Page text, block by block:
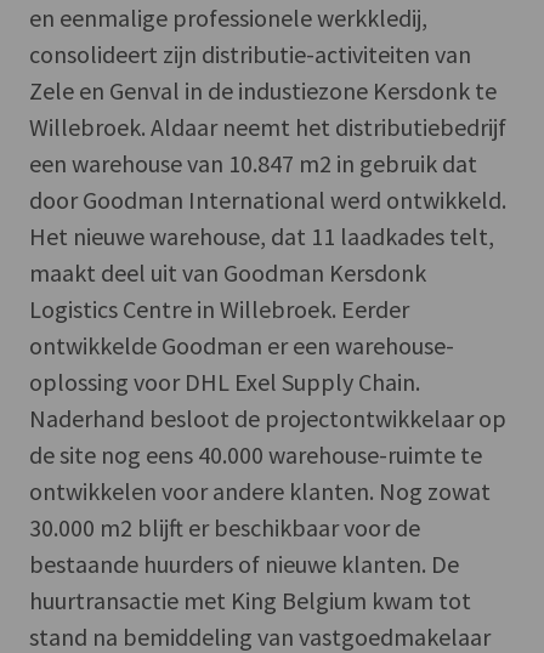
en eenmalige professionele werkkledij,
consolideert zijn distributie-activiteiten van
Zele en Genval in de industiezone Kersdonk te
Willebroek. Aldaar neemt het distributiebedrijf
een warehouse van 10.847 m2 in gebruik dat
door Goodman International werd ontwikkeld.
Het nieuwe warehouse, dat 11 laadkades telt,
maakt deel uit van Goodman Kersdonk
Logistics Centre in Willebroek. Eerder
ontwikkelde Goodman er een warehouse-
oplossing voor DHL Exel Supply Chain.
Naderhand besloot de projectontwikkelaar op
de site nog eens 40.000 warehouse-ruimte te
ontwikkelen voor andere klanten. Nog zowat
30.000 m2 blijft er beschikbaar voor de
bestaande huurders of nieuwe klanten. De
huurtransactie met King Belgium kwam tot
stand na bemiddeling van vastgoedmakelaar